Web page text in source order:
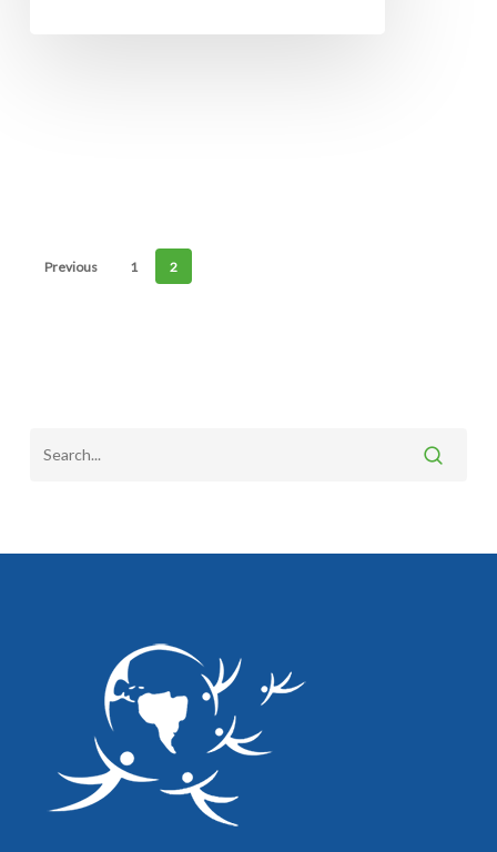
Previous 1 2